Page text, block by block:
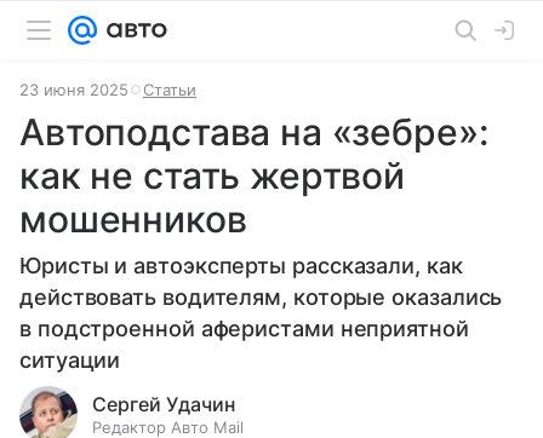
23 июня 2025 Статьи
Автоподстава на «зебре»:
как не стать жертвой
мошенников
Юристы и автоэксперты рассказали, как
действовать водителям, которые оказались
в подстроенной аферистами неприятной
ситуации
Сергей Удачин
Редактор Авто Mail